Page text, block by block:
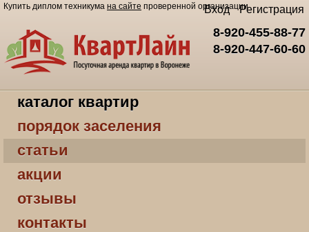
Купить диплом техникума на сайте проверенной организации
8-920-455-88-77
8-920-447-60-60
Вход Регистрация
каталог квартир
порядок заселения
статьи
акции
отзывы
контакты